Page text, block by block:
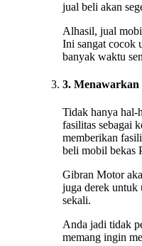
jual beli akan
Alhasil, jual
Ini sangat cocok
banyak waktu
3.
Tidak hanya
fasilitas sebagai
memberikan
beli mobil bekas
Gibran Motor
juga derek untuk
sekali.
Anda jadi tidak
memang ingin